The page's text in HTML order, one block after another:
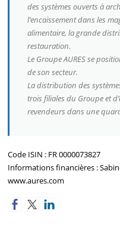
des systèmes ouverts à
l’encaissement dans les
alimentaire, la grande
restauration.
Le Groupe AURES se
de son secteur.
La distribution des
trois filiales du Groupe et
revendeurs dans une
Code ISIN : FR 0000073827
Informations financières :
www.aures.com